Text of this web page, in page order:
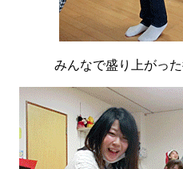
みんなで盛り上がっ